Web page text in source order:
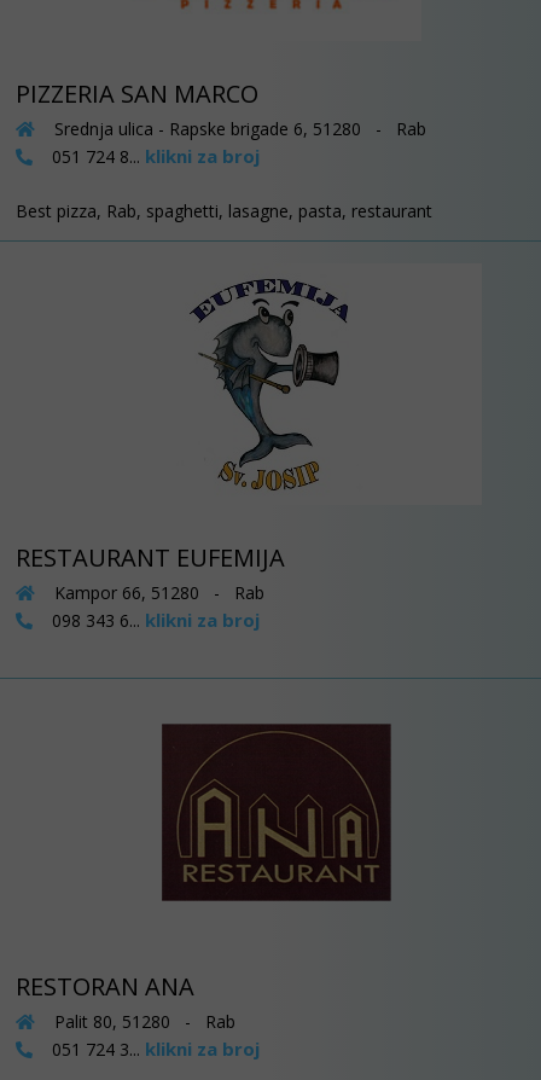
PIZZERIA SAN MARCO
Srednja ulica - Rapske brigade 6, 51280 - Rab
051 724 8... klikni za broj
Best pizza, Rab, spaghetti, lasagne, pasta, restaurant
RESTAURANT EUFEMIJA
Kampor 66, 51280 - Rab
098 343 6... klikni za broj
RESTORAN ANA
Palit 80, 51280 - Rab
051 724 3... klikni za broj